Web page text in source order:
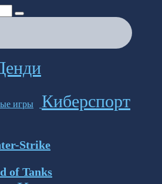
Киберспорт
Strike
of Tanks